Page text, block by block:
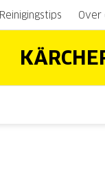
Reinigingstips Over